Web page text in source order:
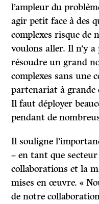
l’ampleur du
agir petit face à des
complexes risque de
voulons aller. Il n’y a
résoudre un grand
complexes sans une
partenariat à grande
Il faut déployer
pendant de
Il souligne
– en tant que
collaborations et la
mises en œuvre. «
de notre